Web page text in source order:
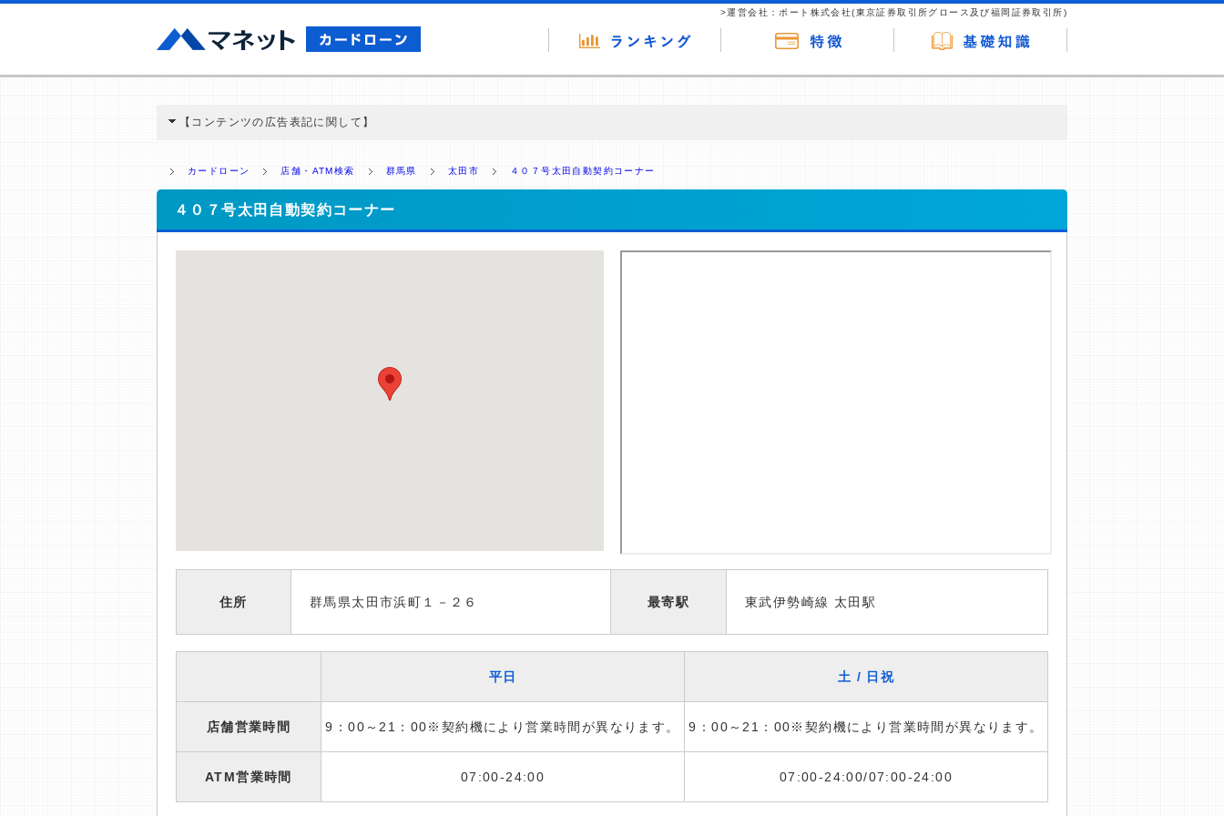
>運営会社：ポート株式会社(東京証券取引所グロース及び福岡証券取引所)
【コンテンツの広告表記に関して】
ミ収集などに基づき、公平性を担保した情報提供を行っています。
>提携企業一覧
カードローン 店舗・ATM検索 群馬県 太田市 ４０７号太田自動契約コーナー
４０７号太田自動契約コーナー
住所 群馬県太田市浜町１－２６ 最寄駅 東武伊勢崎線 太田駅
平日 土 / 日祝
店舗営業時間 9：00～21：00※契約機により営業時間が異なります。 9：00～21：00※契約機により営業時間が異なります。
ATM営業時間 07:00-24:00 07:00-24:00/07:00-24:00